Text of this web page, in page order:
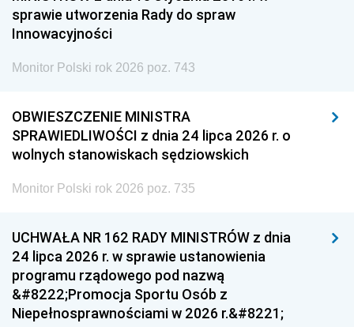
sprawie utworzenia Rady do spraw
Innowacyjności
Monitor Polski rok 2026 poz. 743
OBWIESZCZENIE MINISTRA
SPRAWIEDLIWOŚCI z dnia 24 lipca 2026 r. o
wolnych stanowiskach sędziowskich
Monitor Polski rok 2026 poz. 735
UCHWAŁA NR 162 RADY MINISTRÓW z dnia
24 lipca 2026 r. w sprawie ustanowienia
programu rządowego pod nazwą
&#8222;Promocja Sportu Osób z
Niepełnosprawnościami w 2026 r.&#8221;